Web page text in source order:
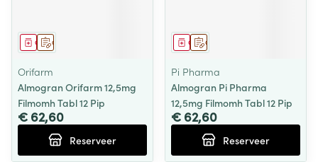
Op voorschrift
Geneesmiddel
Orifarm
Almogran Orifarm 12,5mg
Filmomh Tabl 12 Pip
€ 62,60
Reserveer
Op voorschrift
Geneesmiddel
Pi Pharma
Almogran Pi Pharma
12,5mg Filmomh Tabl 12 Pip
€ 62,60
Reserveer